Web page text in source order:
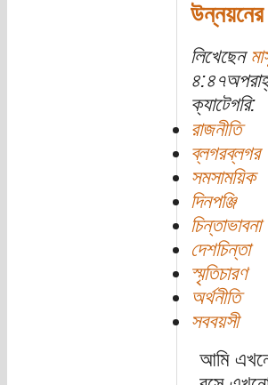
লিখেছেন
ক্যাটেগরি:
রাজনীতি
ব্লগরব্লগর
সমসাময়িক
দিনপঞ্জি
চিন্তাভাবনা
দেশচিন্তা
স্মৃতিচারণ
অর্থনীতি
সববয়সী
আমি